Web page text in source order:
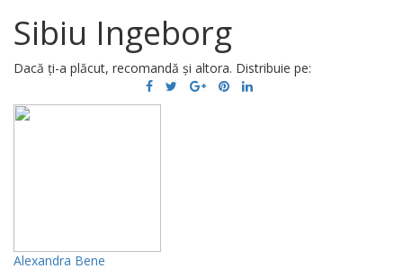
Sibiu Ingeborg
Dacă ți-a plăcut, recomandă și altora. Distribuie pe:
Alexandra Bene